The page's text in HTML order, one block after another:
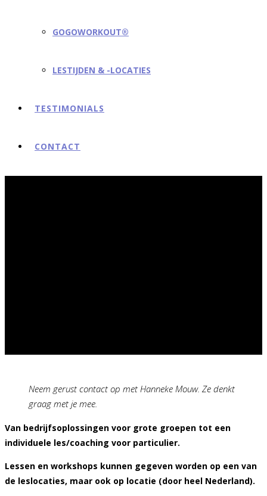
GOGOWORKOUT®
LESTIJDEN & -LOCATIES
TESTIMONIALS
CONTACT
Neem gerust contact op met Hanneke Mouw. Ze denkt
graag met je mee.
Van bedrijfsoplossingen voor grote groepen tot een
individuele les/coaching voor particulier.
Lessen en workshops kunnen gegeven worden op een van
de leslocaties, maar ook op locatie (door heel Nederland).